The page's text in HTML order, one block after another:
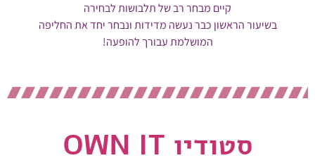
קיים מבחר רב של תלבושות לבחירה
בשיעור הראשון כבר נעשה מדידות ונבחר יחד את החליפה
המושלמת עבורך להופעה!
סטודיו OWN IT